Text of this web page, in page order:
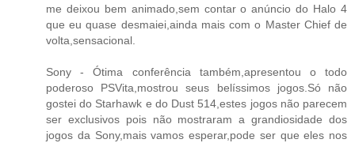
me deixou bem animado,sem contar o anúncio do Halo 4
que eu quase desmaiei,ainda mais com o Master Chief de
volta,sensacional.
Sony - Ótima conferência também,apresentou o todo
poderoso PSVita,mostrou seus belíssimos jogos.Só não
gostei do Starhawk e do Dust 514,estes jogos não parecem
ser exclusivos pois não mostraram a grandiosidade dos
jogos da Sony,mais vamos esperar,pode ser que eles nos